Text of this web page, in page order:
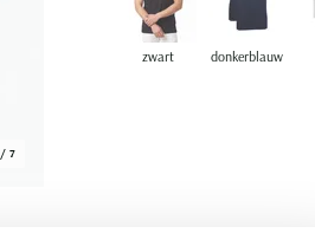
7
zwart donkerblauw